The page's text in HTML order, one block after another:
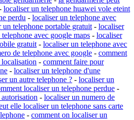
localiser un telephone huawei vole eteint
perdu - localiser un telephone avec
un telephone portable gratuit - localiser
avec google maps - localiser
gratuit - localiser un telephone avec
de telephone avec google - comment
- comment faire pour
- localiser un telephone d'une
un autre telephone ? - localiser un
localiser un telephone perdue -
- localiser un numero de
elle localiser un telephone sans carte
- comment on localiser un